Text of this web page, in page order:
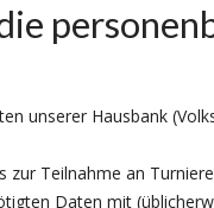
unserer Hausbank
zur Teilnahme an
Daten mit